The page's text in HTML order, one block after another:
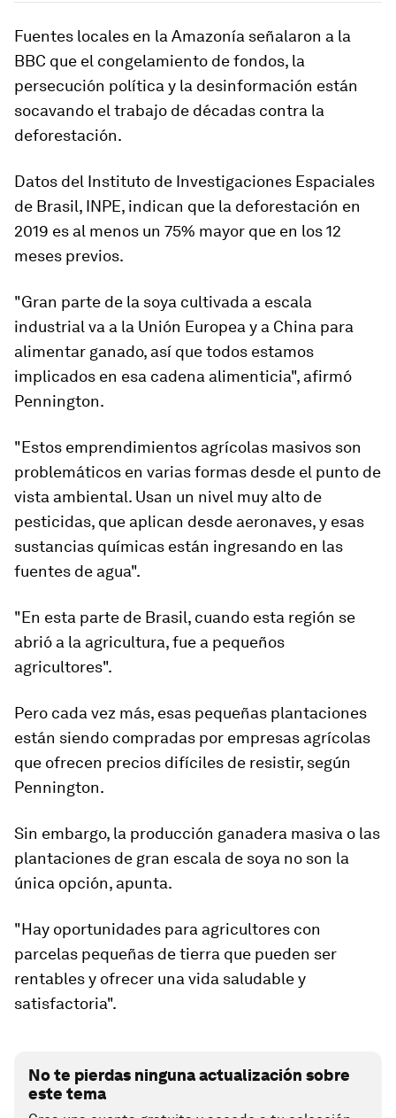
Fuentes locales en la Amazonía señalaron a la
BBC que el congelamiento de fondos, la
persecución política y la desinformación están
socavando el trabajo de décadas contra la
deforestación.
Datos del Instituto de Investigaciones Espaciales
de Brasil, INPE, indican que la deforestación en
2019 es al menos un 75% mayor que en los 12
meses previos.
"Gran parte de la soya cultivada a escala
industrial va a la Unión Europea y a China para
alimentar ganado, así que todos estamos
implicados en esa cadena alimenticia", afirmó
Pennington.
"Estos emprendimientos agrícolas masivos son
problemáticos en varias formas desde el punto de
vista ambiental. Usan un nivel muy alto de
pesticidas, que aplican desde aeronaves, y esas
sustancias químicas están ingresando en las
fuentes de agua".
"En esta parte de Brasil, cuando esta región se
abrió a la agricultura, fue a pequeños
agricultores".
Pero cada vez más, esas pequeñas plantaciones
están siendo compradas por empresas agrícolas
que ofrecen precios difíciles de resistir, según
Pennington.
Sin embargo, la producción ganadera masiva o las
plantaciones de gran escala de soya no son la
única opción, apunta.
"Hay oportunidades para agricultores con
parcelas pequeñas de tierra que pueden ser
rentables y ofrecer una vida saludable y
satisfactoria".
No te pierdas ninguna actualización sobre
este tema